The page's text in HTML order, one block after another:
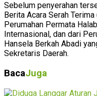
Sebelum penyerahan
Berita Acara Serah
Perumahan Permata
Internasional, dan dari
Hansela Berkah Abadi
Sekretaris Daerah.
BacaJuga